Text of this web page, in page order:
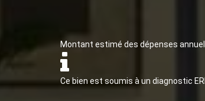
Montant estimé des dépenses
Ce bien est soumis à un diagnostic